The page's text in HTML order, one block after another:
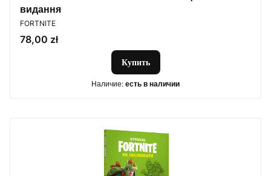
видання
ПРОИЗВОДИТЕЛЬ
FORTNITE
Цена
78,00 zł
Купить
Наличие: есть в наличии